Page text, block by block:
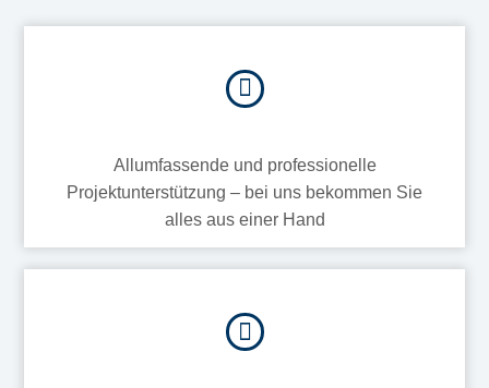
Allumfassende und professionelle
Projektunterstützung – bei uns bekommen Sie
alles aus einer Hand